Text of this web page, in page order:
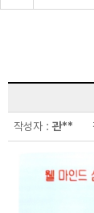
작성자 :관**